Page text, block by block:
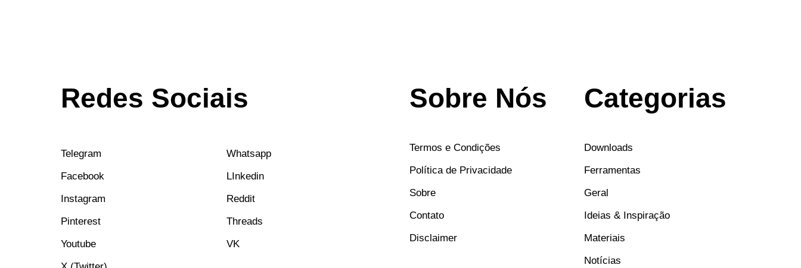
Redes Sociais
Telegram
Facebook
Instagram
Pinterest
Youtube
Whatsapp
LInkedin
Reddit
Threads
VK
Sobre Nós
Termos e Condições
Política de Privacidade
Sobre
Contato
Disclaimer
Categorias
Downloads
Ferramentas
Geral
Ideias & Inspiração
Materiais
Notícias